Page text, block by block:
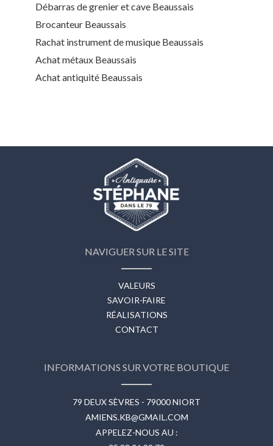
Débarras de grenier et cave Beaussais
Brocanteur Beaussais
Rachat instrument de musique Beaussais
Achat métaux Beaussais
Achat antiquité Beaussais
NAVIGUER SUR LE SITE
VALEURS
SAVOIR-FAIRE
RÉALISATIONS
CONTACT
INFORMATIONS SUR VOTRE BOUTIQUE
79 DEUX SÈVRES - 79000 NIORT
AMIENS.KB@GMAIL.COM
APPELEZ-NOUS AU :